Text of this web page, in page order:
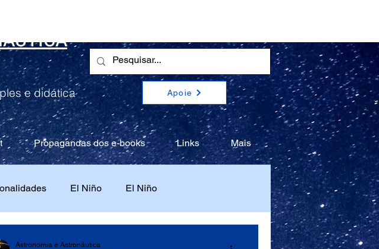
e didática Apoie
El Niño El Niño
Astronomia e Astronáutica
Propagandas dos e-books Links Mais